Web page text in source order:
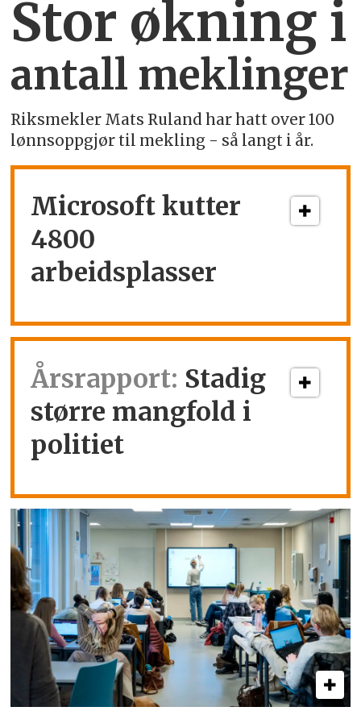
Stor økning i
antall meklinger
Riksmekler Mats Ruland har hatt over 100
lønnsoppgjør til mekling - så langt i år.
Microsoft kutter
4800
arbeidsplasser
Årsrapport: Stadig
større mangfold i
politiet